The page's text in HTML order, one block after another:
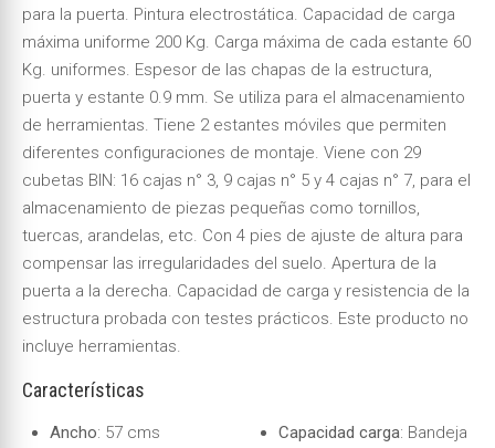
para la puerta. Pintura electrostática. Capacidad de carga
máxima uniforme 200 Kg. Carga máxima de cada estante 60
Kg. uniformes. Espesor de las chapas de la estructura,
puerta y estante 0.9 mm. Se utiliza para el almacenamiento
de herramientas. Tiene 2 estantes móviles que permiten
diferentes configuraciones de montaje. Viene con 29
cubetas BIN: 16 cajas n° 3, 9 cajas n° 5 y 4 cajas n° 7, para el
almacenamiento de piezas pequeñas como tornillos,
tuercas, arandelas, etc. Con 4 pies de ajuste de altura para
compensar las irregularidades del suelo. Apertura de la
puerta a la derecha. Capacidad de carga y resistencia de la
estructura probada con testes prácticos. Este producto no
incluye herramientas.
Características
Ancho: 57 cms
Capacidad carga: Bandeja